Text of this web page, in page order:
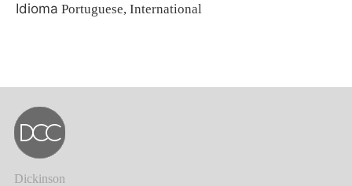
Idioma Portuguese, International
Dickinson